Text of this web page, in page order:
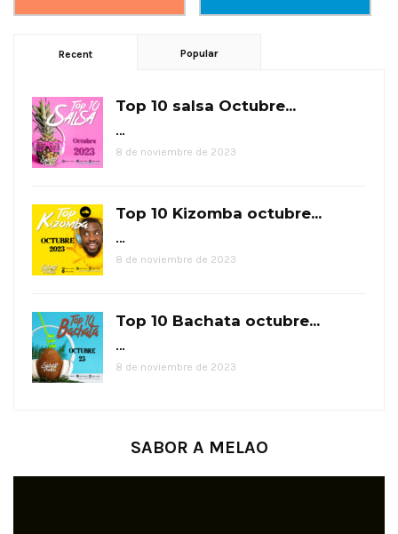
Recent Popular
Top 10 salsa Octubre...
…
8 de noviembre de 2023
Top 10 Kizomba octubre...
…
8 de noviembre de 2023
Top 10 Bachata octubre...
…
8 de noviembre de 2023
SABOR A MELAO